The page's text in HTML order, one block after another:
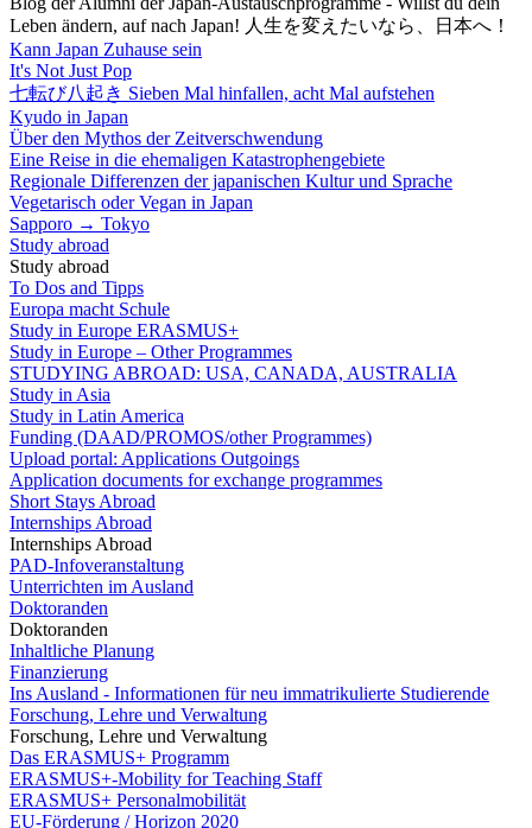
Leben ändern, auf nach Japan! 人生を変えたいなら、日本へ！
Kann Japan Zuhause sein
It's Not Just Pop
七転び八起き Sieben Mal hinfallen, acht Mal aufstehen
Kyudo in Japan
Über den Mythos der Zeitverschwendung
Eine Reise in die ehemaligen Katastrophengebiete
Regionale Differenzen der japanischen Kultur und Sprache
Vegetarisch oder Vegan in Japan
Sapporo → Tokyo
Study abroad
Study abroad
To Dos and Tipps
Europa macht Schule
Study in Europe ERASMUS+
Study in Europe – Other Programmes
STUDYING ABROAD: USA, CANADA, AUSTRALIA
Study in Asia
Study in Latin America
Funding (DAAD/PROMOS/other Programmes)
Upload portal: Applications Outgoings
Application documents for exchange programmes
Short Stays Abroad
Internships Abroad
Internships Abroad
PAD-Infoveranstaltung
Unterrichten im Ausland
Doktoranden
Doktoranden
Inhaltliche Planung
Finanzierung
Ins Ausland - Informationen für neu immatrikulierte Studierende
Forschung, Lehre und Verwaltung
Forschung, Lehre und Verwaltung
Das ERASMUS+ Programm
ERASMUS+-Mobility for Teaching Staff
ERASMUS+ Personalmobilität
EU-Förderung / Horizon 2020